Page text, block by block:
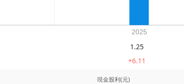
1.25
+6.11
現金股利(元)